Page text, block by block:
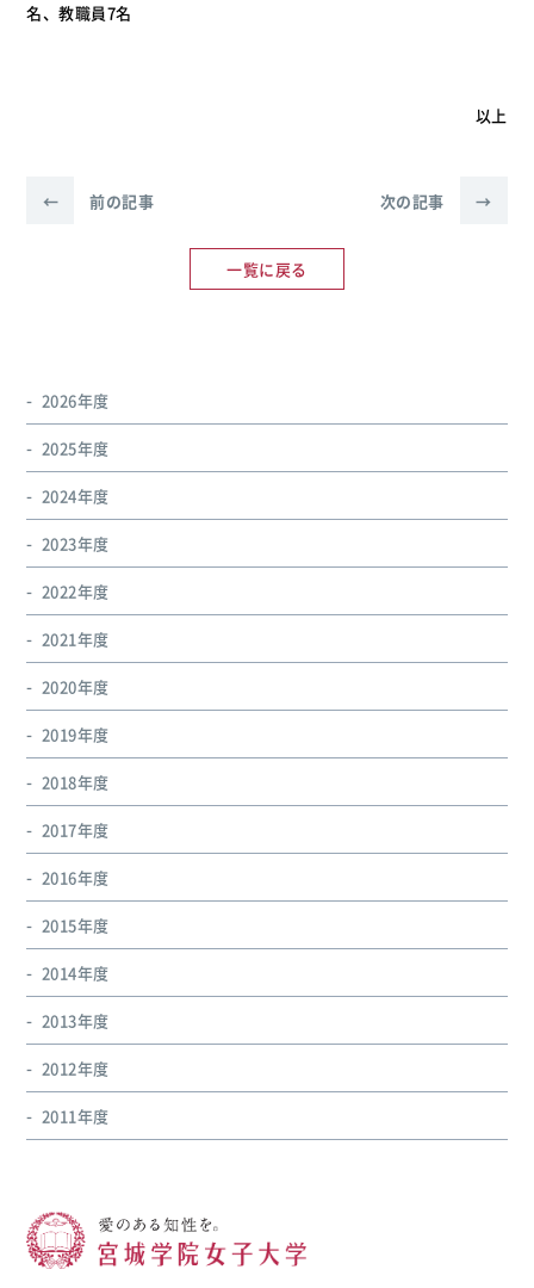
名、教職員7名
以上
← 前の記事
一覧に戻る
次の記事 →
2026年度
2025年度
2024年度
2023年度
2022年度
2021年度
2020年度
2019年度
2018年度
2017年度
2016年度
2015年度
2014年度
2013年度
2012年度
2011年度